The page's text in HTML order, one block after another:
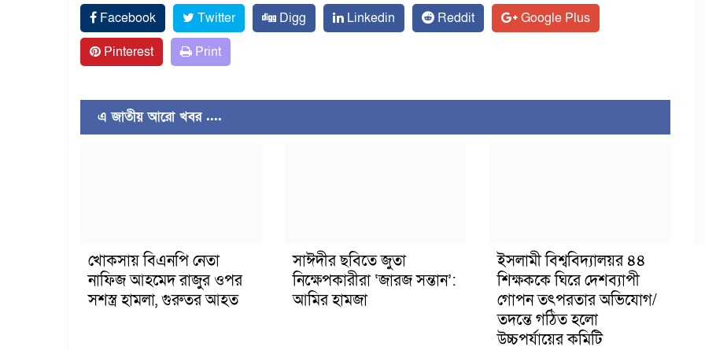
Facebook Twitter Digg Linkedin Reddit
Google Plus
Pinterest
Print
এ জাতীয় আরো খবর ....
খোকসায় বিএনপি নেতা
নাফিজ আহমেদ রাজুর ওপর
সশস্ত্র হামলা, গুরুতর আহত
সাঈদীর ছবিতে জুতা
নিক্ষেপকারীরা ‘জারজ সন্তান’:
আমির হামজা
ইসলামী বিশ্ববিদ্যালয়র ৪৪
শিক্ষককে ঘিরে দেশব্যাপী
গোপন তৎপরতার অভিযোগ/
তদন্তে গঠিত হলো
উচ্চপর্যায়ের কমিটি